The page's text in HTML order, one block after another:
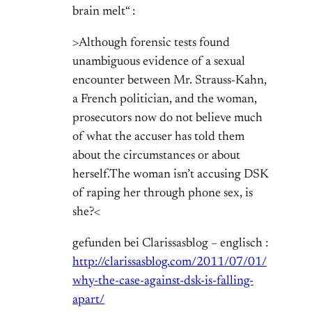
brain melt“ :
>Although forensic tests found
unambiguous evidence of a sexual
encounter between Mr. Strauss-Kahn,
a French politician, and the woman,
prosecutors now do not believe much
of what the accuser has told them
about the circumstances or about
herself.The woman isn’t accusing DSK
of raping her through phone sex, is
she?<
gefunden bei Clarissasblog – englisch :
http://clarissasblog.com/2011/07/01/
why-the-case-against-dsk-is-falling-
apart/